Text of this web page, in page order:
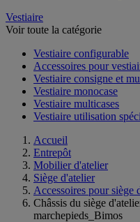
Vestiaire
Voir toute la catégorie
Vestiaire configurable
Accessoires pour
Vestiaire consigne et
Vestiaire monocase
Vestiaire multicases
Vestiaire utilisation
Accueil
Entrepôt
Mobilier d'atelier
Siège d'atelier
Accessoires pour siège
Châssis du siège
marchepieds_Bimos